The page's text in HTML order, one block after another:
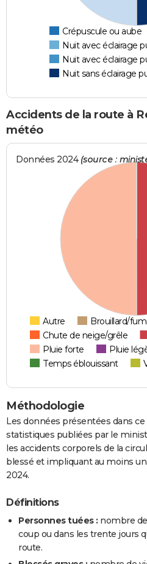
Crépuscule ou aube
Nuit avec éclairage
Nuit avec éclairage
Nuit sans éclairage
Accidents de la route à
météo
Données 2024 (source :
Autre
Brouillard/
Chute de neige/grêle
Pluie forte
Pluie
Temps éblouissant
Méthodologie
Les données présentées dans
statistiques publiées par le
les accidents corporels de la
blessé et impliquant au moins
2024.
Définitions
Personnes tuées : nombre
coup ou dans les trente jours
route.